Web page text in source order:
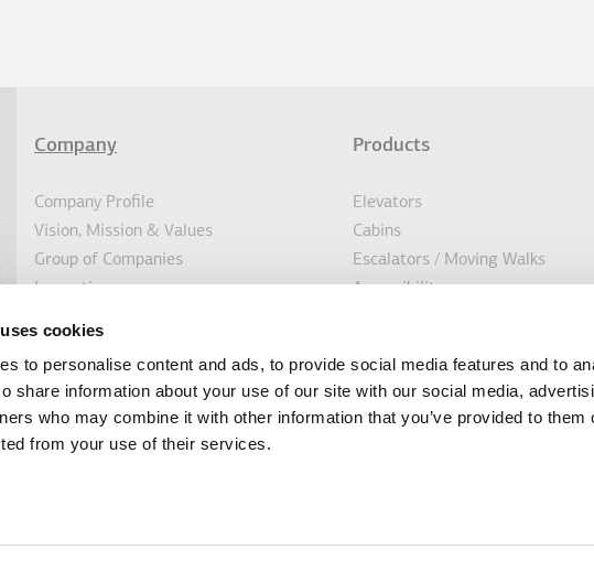
cookies
to personalise content and ads, to provide social media features and to
share information about your use of our site with our social media,
who may combine it with other information that you’ve provided to them
from your use of their services.
Υποσέλιδο
Company
Company Profile
Vision, Mission & Values
Group of Companies
Innovation
Awards
Products
Elevators
Cabins
Escalators / Moving Walks
Accessibility
Custom Solutions
Modernisation Solutions
The information of this website is provided by KLEEMANN HELLAS SA, based in Kilkis